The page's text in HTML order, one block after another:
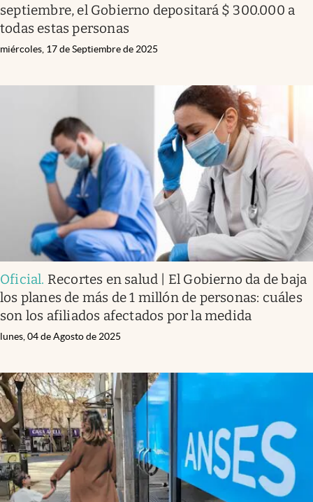
septiembre, el Gobierno depositará $ 300.000 a
todas estas personas
miércoles, 17 de Septiembre de 2025
Oficial. Recortes en salud | El Gobierno da de baja
los planes de más de 1 millón de personas: cuáles
son los afiliados afectados por la medida
lunes, 04 de Agosto de 2025